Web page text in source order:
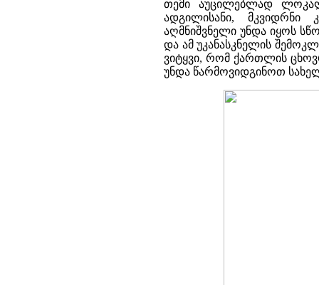
თემი აუცილებლად
ადგილისანი,
აღმნიშვნელი უნდა იყოს
და ამ უკანასკნელის
ვიტყვი, რომ ქართლის
უნდა წარმოვიდგინოთ